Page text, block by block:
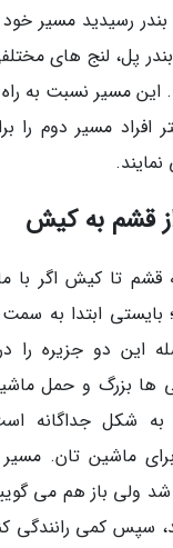
رسیدید مسیر
پل، لنج های
این مسیر نسبت به
افراد مسیر دوم را
قشم به کیش
قشم تا کیش اگر
ابتدا به سمت
این دو جزیره را
ها بزرگ و حمل
به شکل جداگانه
ماشین تان.
ولی باز هم می
سپس کمی رانندگی